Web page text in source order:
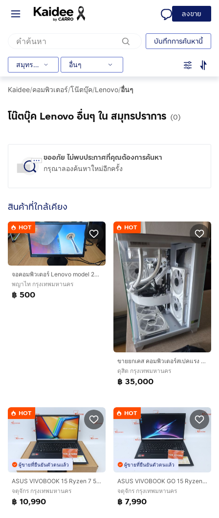
ลงขาย
บันทึกการค้นหานี้
สมุทรปราการ อื่นๆ
Kaidee/คอมพิวเตอร์/โน๊ตบุ๊ค/Lenovo/อื่นๆ
โน๊ตบุ๊ค Lenovo อื่นๆ ใน สมุทรปราการ (0)
ขออภัย ไม่พบประกาศที่คุณต้องการค้นหา
กรุณาลองค้นหาใหม่อีกครั้ง
สินค้าที่ใกล้เคียง
HOT
จอคอมพิวเตอร์ Lenovo model 2215SD(ขายถูกสุดในทุกที่)
พญาไท กรุงเทพมหานคร
฿ 500
HOT
ขายยกเคส คอมพิวเตอร์สเปคแรง รับของเองครับ
ดุสิต กรุงเทพมหานคร
฿ 35,000
HOT
ผู้ขายที่ยืนยันตัวตนแล้ว
ASUS VIVOBOOK 15 Ryzen 7 5825U RAM16.512GB
จตุจักร กรุงเทพมหานคร
฿ 10,990
HOT
ผู้ขายที่ยืนยันตัวตนแล้ว
ASUS VIVOBOOK GO 15 Ryzen 5 7520U RAM8.512GB
จตุจักร กรุงเทพมหานคร
฿ 7,990